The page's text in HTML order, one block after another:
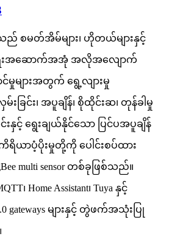
သည် စမတ်အိမ်များ၊ ဟိုတယ်များနှင့်
ေးအဆောက်အအုံ အလိုအလျောက်
မှုများအတွက် ရွေ့လျားမှု
ခြင်း၊ အပူချိန်၊ စိုထိုင်းဆ၊ တုန်ခါမှု
းနှင့် ရွေးချယ်နိုင်သော ပြင်ပအပူချိန်
ရိယာပံ့ပိုးမှုတို့ကို ပေါင်းစပ်ထား
multi sensor တစ်ခုဖြစ်သည်။
၊ Home Assistant၊ Tuya နှင့်
gateways များနှင့် တွဲဖက်အသုံးပြု